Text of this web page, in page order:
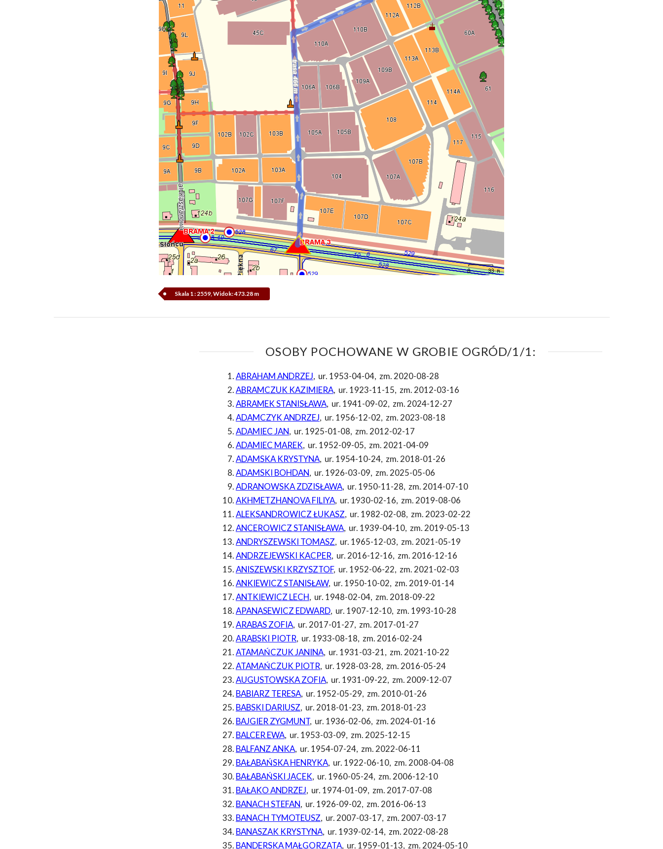
Skala 1 : 2559, Widok: 473.28 m
OSOBY POCHOWANE W GROBIE OGRÓD/1/1:
ABRAHAM ANDRZEJ, ur. 1953-04-04, zm. 2020-08-28
ABRAMCZUK KAZIMIERA, ur. 1923-11-15, zm. 2012-03-16
ABRAMEK STANISŁAWA, ur. 1941-09-02, zm. 2024-12-27
ADAMCZYK ANDRZEJ, ur. 1956-12-02, zm. 2023-08-18
ADAMIEC JAN, ur. 1925-01-08, zm. 2012-02-17
ADAMIEC MAREK, ur. 1952-09-05, zm. 2021-04-09
ADAMSKA KRYSTYNA, ur. 1954-10-24, zm. 2018-01-26
ADAMSKI BOHDAN, ur. 1926-03-09, zm. 2025-05-06
ADRANOWSKA ZDZISŁAWA, ur. 1950-11-28, zm. 2014-07-10
AKHMETZHANOVA FILIYA, ur. 1930-02-16, zm. 2019-08-06
ALEKSANDROWICZ ŁUKASZ, ur. 1982-02-08, zm. 2023-02-22
ANCEROWICZ STANISŁAWA, ur. 1939-04-10, zm. 2019-05-13
ANDRYSZEWSKI TOMASZ, ur. 1965-12-03, zm. 2021-05-19
ANDRZEJEWSKI KACPER, ur. 2016-12-16, zm. 2016-12-16
ANISZEWSKI KRZYSZTOF, ur. 1952-06-22, zm. 2021-02-03
ANKIEWICZ STANISŁAW, ur. 1950-10-02, zm. 2019-01-14
ANTKIEWICZ LECH, ur. 1948-02-04, zm. 2018-09-22
APANASEWICZ EDWARD, ur. 1907-12-10, zm. 1993-10-28
ARABAS ZOFIA, ur. 2017-01-27, zm. 2017-01-27
ARABSKI PIOTR, ur. 1933-08-18, zm. 2016-02-24
ATAMAŃCZUK JANINA, ur. 1931-03-21, zm. 2021-10-22
ATAMAŃCZUK PIOTR, ur. 1928-03-28, zm. 2016-05-24
AUGUSTOWSKA ZOFIA, ur. 1931-09-22, zm. 2009-12-07
BABIARZ TERESA, ur. 1952-05-29, zm. 2010-01-26
BABSKI DARIUSZ, ur. 2018-01-23, zm. 2018-01-23
BAJGIER ZYGMUNT, ur. 1936-02-06, zm. 2024-01-16
BALCER EWA, ur. 1953-03-09, zm. 2025-12-15
BALFANZ ANKA, ur. 1954-07-24, zm. 2022-06-11
BAŁABAŃSKA HENRYKA, ur. 1922-06-10, zm. 2008-04-08
BAŁABAŃSKI JACEK, ur. 1960-05-24, zm. 2006-12-10
BAŁAKO ANDRZEJ, ur. 1974-01-09, zm. 2017-07-08
BANACH STEFAN, ur. 1926-09-02, zm. 2016-06-13
BANACH TYMOTEUSZ, ur. 2007-03-17, zm. 2007-03-17
BANASZAK KRYSTYNA, ur. 1939-02-14, zm. 2022-08-28
BANDERSKA MAŁGORZATA, ur. 1959-01-13, zm. 2024-05-10